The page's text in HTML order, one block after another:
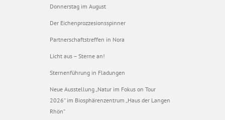
Donnerstag im August
Der Eichenprozzesionsspinner
Partnerschaftstreffen in Nora
Licht aus – Sterne an!
Sternenführung in Fladungen
Neue Ausstellung „Natur im Fokus on Tour
2026“ im Biosphärenzentrum „Haus der Langen
Rhön“